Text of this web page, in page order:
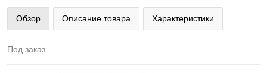
Обзор Описание товара Характеристики
Под заказ